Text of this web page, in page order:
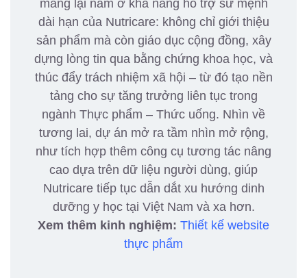
mang lại nằm ở khả năng hỗ trợ sứ mệnh
dài hạn của Nutricare: không chỉ giới thiệu
sản phẩm mà còn giáo dục cộng đồng, xây
dựng lòng tin qua bằng chứng khoa học, và
thúc đẩy trách nhiệm xã hội – từ đó tạo nền
tảng cho sự tăng trưởng liên tục trong
ngành Thực phẩm – Thức uống. Nhìn về
tương lai, dự án mở ra tầm nhìn mở rộng,
như tích hợp thêm công cụ tương tác nâng
cao dựa trên dữ liệu người dùng, giúp
Nutricare tiếp tục dẫn dắt xu hướng dinh
dưỡng y học tại Việt Nam và xa hơn.
Xem thêm kinh nghiệm: Thiết kế website
thực phẩm